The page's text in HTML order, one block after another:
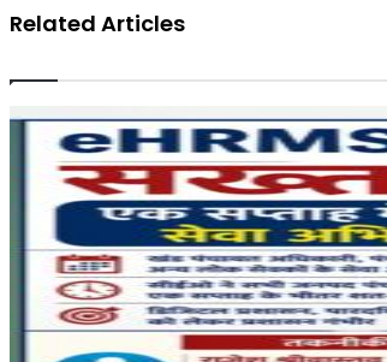
Related Articles